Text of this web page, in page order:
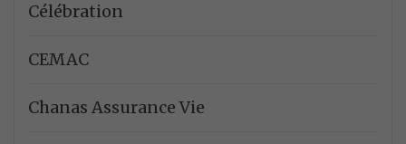
Célébration
CEMAC
Chanas Assurance Vie